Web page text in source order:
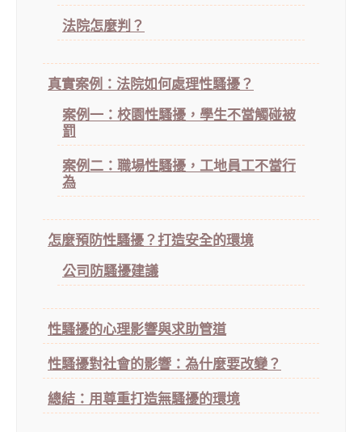
法院怎麼判？
真實案例：法院如何處理性騷擾？
案例一：校園性騷擾，學生不當觸碰被
罰
案例二：職場性騷擾，工地員工不當行
為
怎麼預防性騷擾？打造安全的環境
公司防騷擾建議
性騷擾的心理影響與求助管道
性騷擾對社會的影響：為什麼要改變？
總結：用尊重打造無騷擾的環境